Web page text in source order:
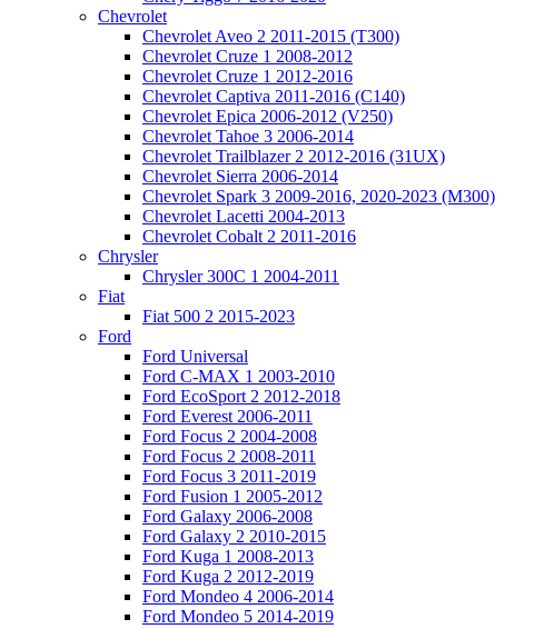
Chevrolet
Chevrolet Aveo 2 2011-2015 (T300)
Chevrolet Cruze 1 2008-2012
Chevrolet Cruze 1 2012-2016
Chevrolet Captiva 2011-2016 (C140)
Chevrolet Epica 2006-2012 (V250)
Chevrolet Tahoe 3 2006-2014
Chevrolet Trailblazer 2 2012-2016 (31UX)
Chevrolet Sierra 2006-2014
Chevrolet Spark 3 2009-2016, 2020-2023 (M300)
Chevrolet Lacetti 2004-2013
Chevrolet Cobalt 2 2011-2016
Chrysler
Chrysler 300C 1 2004-2011
Fiat
Fiat 500 2 2015-2023
Ford
Ford Universal
Ford C-MAX 1 2003-2010
Ford EcoSport 2 2012-2018
Ford Everest 2006-2011
Ford Focus 2 2004-2008
Ford Focus 2 2008-2011
Ford Focus 3 2011-2019
Ford Fusion 1 2005-2012
Ford Galaxy 2006-2008
Ford Galaxy 2 2010-2015
Ford Kuga 1 2008-2013
Ford Kuga 2 2012-2019
Ford Mondeo 4 2006-2014
Ford Mondeo 5 2014-2019